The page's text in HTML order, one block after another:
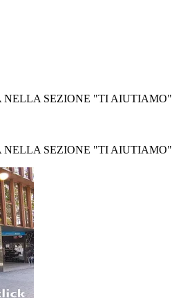
SEZIONE "TI AIUTIAMO"
SEZIONE "TI AIUTIAMO"